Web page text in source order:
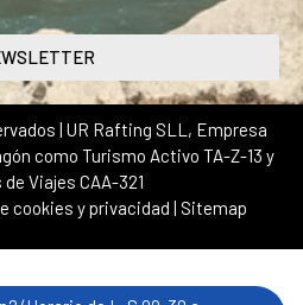
| UR Rafting SLL, Empresa
como Turismo Activo TA-Z-13 y
Viajes CAA-321
cookies y privacidad | Sitemap